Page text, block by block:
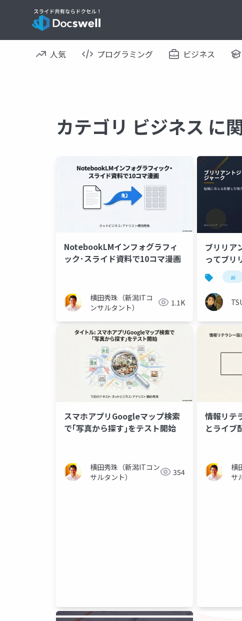
人気 プログラミング ビジネス
カテゴリ ビジネス に
NotebookLMインフォグラフィ
ック･スライド資料で10コマ漫画
横田秀珠（新潟ITコ
ンサルタント）
1.1K
ブリリア
ってブリ
ai
スマホアプリGoogleマップ検索
で｢写真から探す｣をテスト開始
横田秀珠（新潟ITコン
サルタント）
354
情報リテ
とライブ
横
サ